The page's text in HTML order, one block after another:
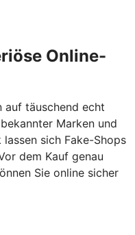
Online-
auf täuschend echt
Marken und
sich Fake-Shops
dem Kauf genau
Sie online sicher